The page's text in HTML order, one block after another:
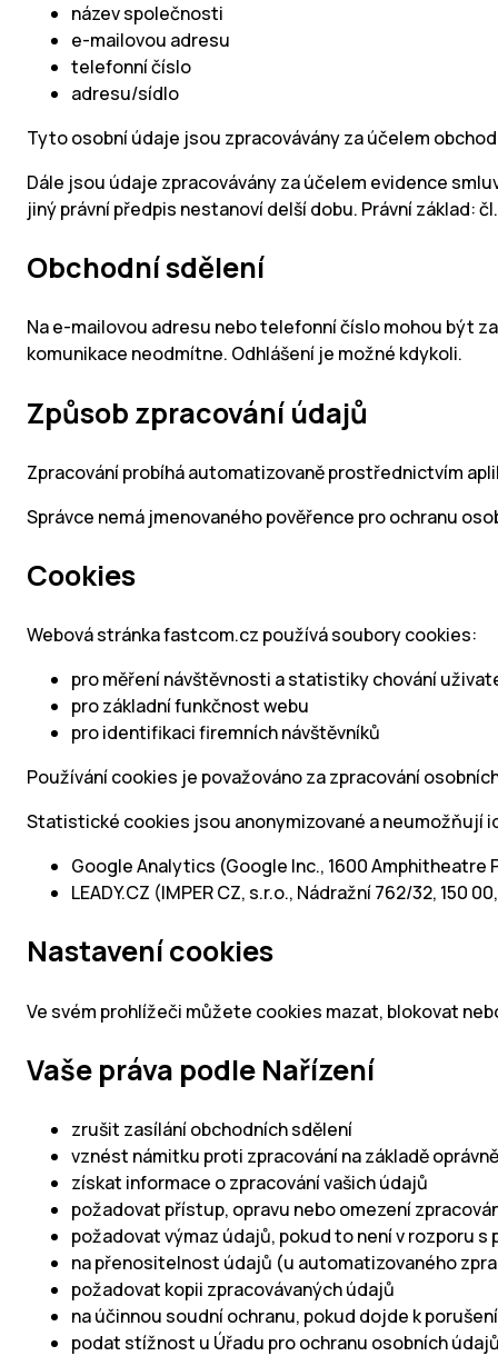
název společnosti
e-mailovou adresu
telefonní číslo
adresu/sídlo
Tyto osobní údaje jsou zpracovávány za účelem
Dále jsou údaje zpracovávány za účelem evidence
jiný právní předpis nestanoví delší dobu. Právní základ:
Obchodní sdělení
Na e-mailovou adresu nebo telefonní číslo mohou být
komunikace neodmítne. Odhlášení je možné kdykoli.
Způsob zpracování údajů
Zpracování probíhá automatizovaně prostřednictvím
Správce nemá jmenovaného pověřence pro ochranu
Cookies
Webová stránka fastcom.cz používá soubory cookies:
pro měření návštěvnosti a statistiky chování
pro základní funkčnost webu
pro identifikaci firemních návštěvníků
Používání cookies je považováno za zpracování
Statistické cookies jsou anonymizované a
Google Analytics (Google Inc., 1600 Amphitheatre
LEADY.CZ (IMPER CZ, s.r.o., Nádražní 762/32, 150
Nastavení cookies
Ve svém prohlížeči můžete cookies mazat, blokovat
Vaše práva podle Nařízení
zrušit zasílání obchodních sdělení
vznést námitku proti zpracování na základě
získat informace o zpracování vašich údajů
požadovat přístup, opravu nebo omezení
požadovat výmaz údajů, pokud to není v rozporu s
na přenositelnost údajů (u automatizovaného
požadovat kopii zpracovávaných údajů
na účinnou soudní ochranu, pokud dojde k
podat stížnost u Úřadu pro ochranu osobních